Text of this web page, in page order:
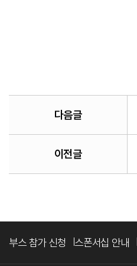
다음글
이전글
부스 참가 신청 스폰서십 안내